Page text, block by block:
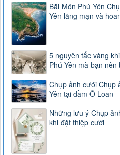
Bãi Môn Phú Yên
Yên lãng mạn và
5 nguyên tắc vàng
Phú Yên mà bạn nên
Chụp ảnh cưới Chụp
Yên tại đầm Ô Loan
Những lưu ý Chụp
khi đặt thiệp cưới